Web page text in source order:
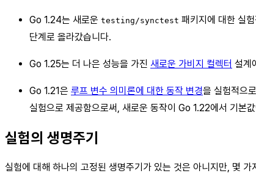
Go 1.24는 새로운 testing/synctest 패키지에 대한 실
단계로 올라갔습니다.
Go 1.25는 더 나은 성능을 가진 새로운 가비지 컬렉터 설계
Go 1.21은 루프 변수 의미론에 대한 동작 변경을 실험적으
실험으로 제공함으로써, 새로운 동작이 Go 1.22에서 기본
실험의 생명주기
실험에 대해 하나의 고정된 생명주기가 있는 것은 아니지만, 몇 가